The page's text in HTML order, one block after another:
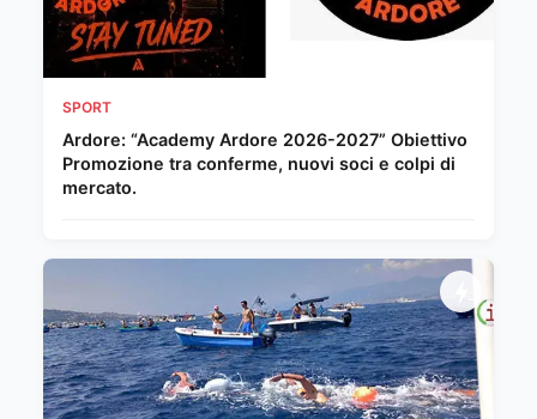
SPORT
Ardore: “Academy Ardore 2026-2027” Obiettivo
Promozione tra conferme, nuovi soci e colpi di
mercato.